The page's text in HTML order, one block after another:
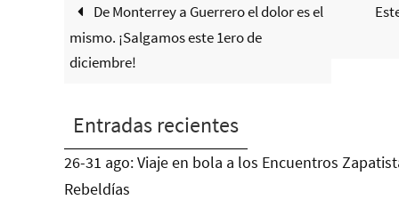
De Monterrey a Guerrero el dolor es el
mismo. ¡Salgamos este 1ero de
diciembre!
Entradas recientes
26-31 ago: Viaje en bola a los Encuentros
Rebeldías